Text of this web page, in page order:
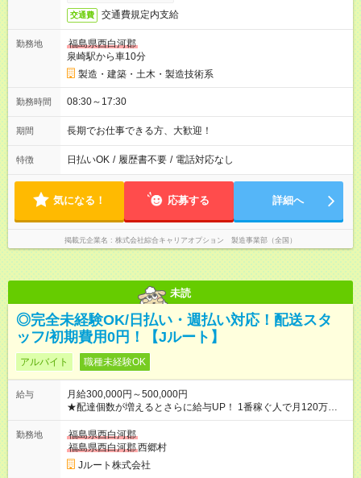
交通費 交通費規定内支給
勤務地
福島県西白河郡
泉崎駅から車10分
製造・建築・土木・製造技術系
勤務時間 08:30～17:30
期間 長期でお仕事できる方、大歓迎！
特徴 日払いOK / 履歴書不要 / 電話対応なし
気になる！ 応募する 詳細へ
掲載元企業名 株式会社綜合キャリアオプション 製造事業部（全国）
未読
◎完全未経験OK/日払い・週払い対応！配送スタ
ッフ/初期費用0円！【Jルート】
アルバイト 職種未経験OK
給与
月給300,000円～500,000円
★配達個数が増えるとさらに給与UP！ 1番稼ぐ人で月120万ほ
ど！ ・主要都市エリア 月収55万円／週5日稼働 月収65万~112
万円／週6日稼働 ・地方郊外エリア 月収40万円／週5日稼働 月
収40万円~50万円／週6日稼働 ＜モデルイメージ＞ ■月収50万
円 (27歳男性/江東区在住)※元建築関係 1日150個配達×25日勤務
(日休み) ■月収80万円(43歳男性/墨田区在住)※元営業 1日200個
勤務地
福島県西白河郡
福島県西白河郡西郷村
Jルート株式会社